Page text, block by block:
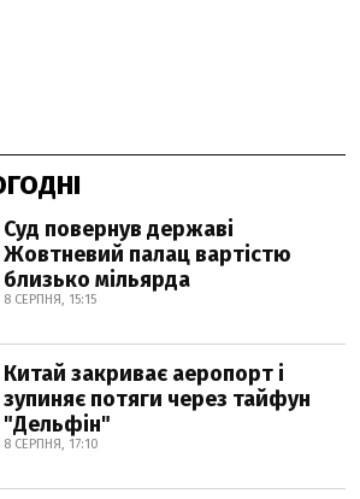
Суд повернув державі
Жовтневий палац вартістю
близько мільярда
8 СЕРПНЯ, 15:15
Китай закриває аеропорт і
зупиняє потяги через тайфун
"Дельфін"
8 СЕРПНЯ, 17:10